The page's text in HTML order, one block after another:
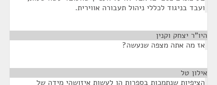
ועבד בניגוד לכללי ניהול תעבורה אווירית.
היו"ר יצחק וקנין
אז מה אתה מצפה שנעשה?
אילון טל
הציפיות שנתמכות בספרות הן לעשות איזושהי מידה של